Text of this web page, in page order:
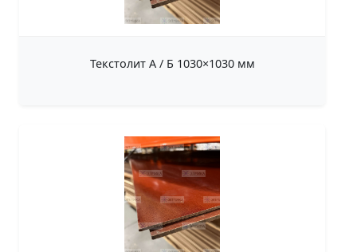
Текстолит А / Б 1030×1030 мм